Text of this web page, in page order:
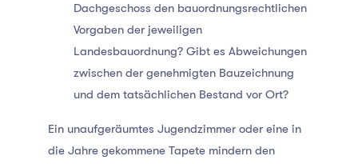
Dachgeschoss den bauordnungsrechtlichen
Vorgaben der jeweiligen
Landesbauordnung? Gibt es Abweichungen
zwischen der genehmigten Bauzeichnung
und dem tatsächlichen Bestand vor Ort?
Ein unaufgeräumtes Jugendzimmer oder eine in
die Jahre gekommene Tapete mindern den